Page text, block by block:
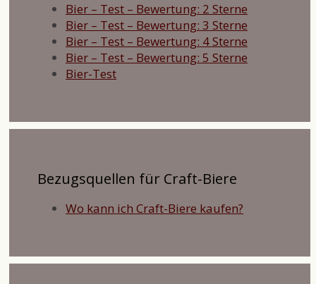
Bier – Test – Bewertung: 2 Sterne
Bier – Test – Bewertung: 3 Sterne
Bier – Test – Bewertung: 4 Sterne
Bier – Test – Bewertung: 5 Sterne
Bier-Test
Bezugsquellen für Craft-Biere
Wo kann ich Craft-Biere kaufen?